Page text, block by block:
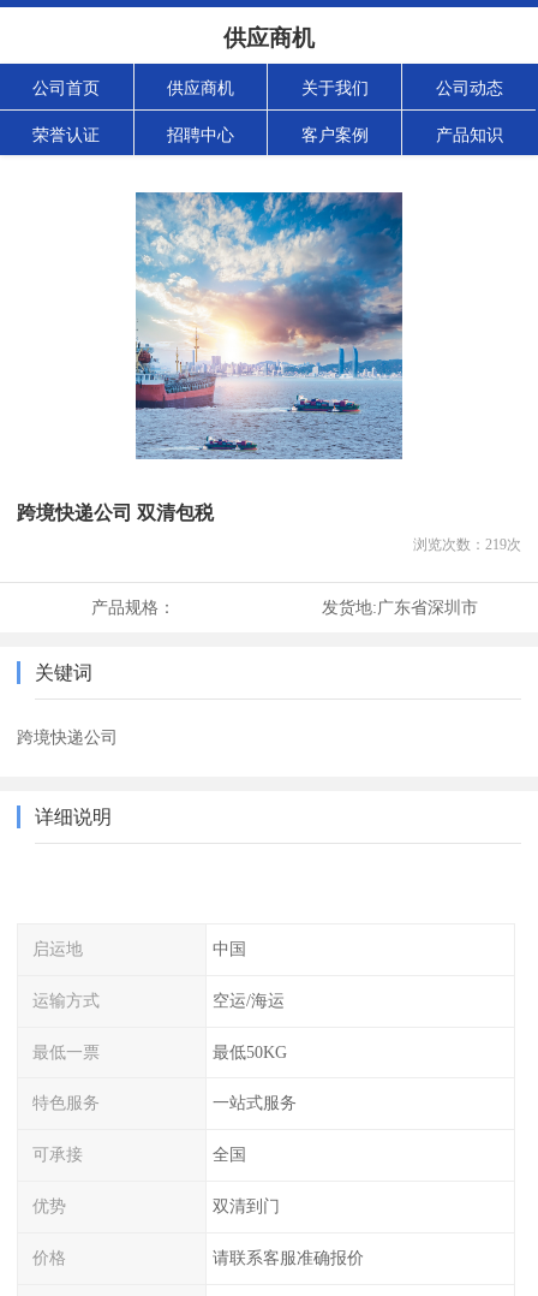
供应商机
公司首页 供应商机 关于我们 公司动态
荣誉认证 招聘中心 客户案例 产品知识
跨境快递公司 双清包税
浏览次数： 219次
产品规格： 发货地:广东省深圳市
关键词
跨境快递公司
详细说明
启运地 中国
运输方式 空运/海运
最低一票 最低50KG
特色服务 一站式服务
可承接 全国
优势 双清到门
价格 请联系客服准确报价